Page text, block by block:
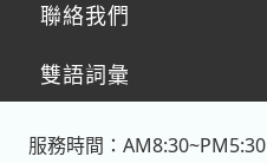
聯絡我們
雙語詞彙
服務時間：AM8:30~PM5:30